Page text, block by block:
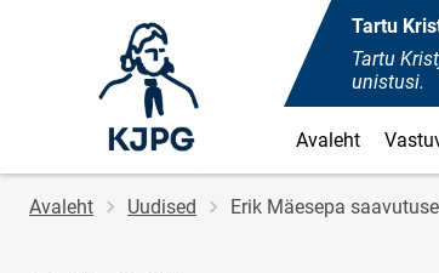
Tartu
Tartu
unistusi.
Avaleht
Leivapuru
Avaleht Uudised Erik Mäesepa